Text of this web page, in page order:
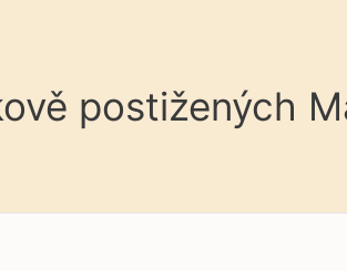
postižených